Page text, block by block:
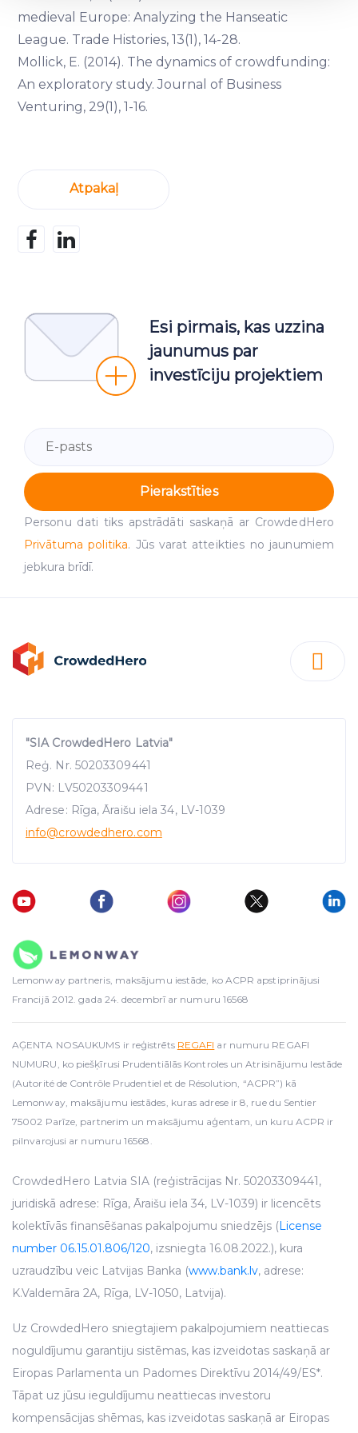
We use cookies to provide website functionality, analyse
traffic data, display customized page content and
advertising. See more in our
medieval Europe: Analyzing the Hanseatic
League. Trade Histories, 13(1), 14-28.
Mollick, E. (2014). The dynamics of crowdfunding:
An exploratory study. Journal of Business
Venturing, 29(1), 1-16.
Atpakaļ
Esi pirmais, kas uzzina
jaunumus par
investīciju projektiem
Pierakstīties
Personu dati tiks apstrādāti saskaņā ar CrowdedHero
Privātuma politika. Jūs varat atteikties no jaunumiem
jebkura brīdī.
"SIA CrowdedHero Latvia"
Reģ. Nr. 50203309441
PVN: LV50203309441
Adrese: Rīga, Āraišu iela 34, LV-1039
info@crowdedhero.com
Lemonway partneris, maksājumu iestāde, ko ACPR apstiprinājusi
Francijā 2012. gada 24. decembrī ar numuru 16568
AĢENTA NOSAUKUMS ir reģistrēts REGAFI ar numuru REGAFI
NUMURU, ko piešķīrusi Prudentiālās Kontroles un Atrisinājumu Iestāde
(Autorité de Contrôle Prudentiel et de Résolution, “ACPR”) kā
Lemonway, maksājumu iestādes, kuras adrese ir 8, rue du Sentier
75002 Parīze, partnerim un maksājumu aģentam, un kuru ACPR ir
pilnvarojusi ar numuru 16568.
CrowdedHero Latvia SIA (reģistrācijas Nr. 50203309441,
juridiskā adrese: Rīga, Āraišu iela 34, LV-1039) ir licencēts
kolektīvās finansēšanas pakalpojumu sniedzējs (License
number 06.15.01.806/120, izsniegta 16.08.2022.), kura
uzraudzību veic Latvijas Banka (www.bank.lv, adrese:
K.Valdemāra 2A, Rīga, LV-1050, Latvija).
Uz CrowdedHero sniegtajiem pakalpojumiem neattiecas
noguldījumu garantiju sistēmas, kas izveidotas saskaņā ar
Eiropas Parlamenta un Padomes Direktīvu 2014/49/ES*.
Tāpat uz jūsu ieguldījumu neattiecas investoru
kompensācijas shēmas, kas izveidotas saskaņā ar Eiropas